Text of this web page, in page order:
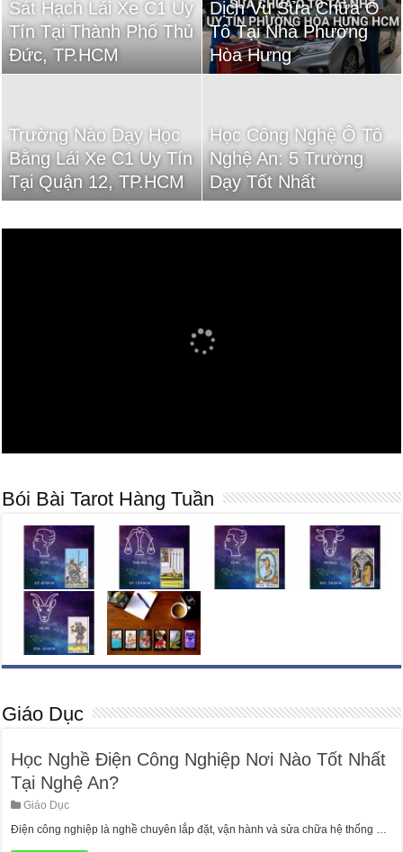
Sát Hạch Lái Xe C1 Uy
Tín Tại Thành Phố Thủ
Đức, TP.HCM
Dịch Vụ Sửa Chữa Ô
Tô Tại Nhà Phường
Hòa Hưng
Trường Nào Dạy Học
Bằng Lái Xe C1 Uy Tín
Tại Quận 12, TP.HCM
Học Công Nghệ Ô Tô
Nghệ An: 5 Trường
Dạy Tốt Nhất
Bói Bài Tarot Hàng Tuần
Giáo Dục
Học Nghề Điện Công Nghiệp Nơi Nào Tốt Nhất
Tại Nghệ An?
Giáo Dục
Điện công nghiệp là nghề chuyên lắp đặt, vận hành và sửa chữa hệ thống …